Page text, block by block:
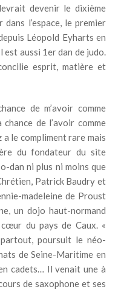
devenir le dixième
l’espace, le premier
Léopold Eyharts en
est aussi 1er dan de judo.
esprit, matière et
de m’avoir comme
de l’avoir comme
a le compliment rare mais
du fondateur du site
dan ni plus ni moins que
Patrick Baudry et
madeleine de Proust
un dojo haut-normand
du pays de Caux. «
poursuit le néo-
de Seine-Maritime en
cadets… Il venait une à
de saxophone et ses